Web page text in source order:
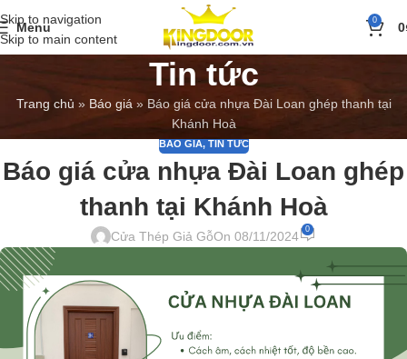
Skip to navigation
Skip to main content
Menu 0 0
Tin tức
Trang chủ » Báo giá » Báo giá cửa nhựa Đài Loan ghép thanh tại
Khánh Hoà
BÁO GIÁ, TIN TỨC
Báo giá cửa nhựa Đài Loan ghép
thanh tại Khánh Hoà
Cửa Thép Giả GỗOn 08/11/2024 0